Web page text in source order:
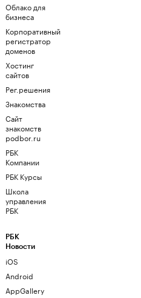
Облако для
бизнеса
Корпоративный
регистратор
доменов
Хостинг
сайтов
Рег.решения
Знакомства
Сайт
знакомств
podbor.ru
РБК
Компании
РБК Курсы
Школа
управления
РБК
РБК
Новости
iOS
Android
AppGallery